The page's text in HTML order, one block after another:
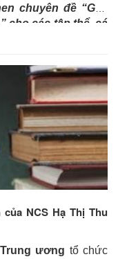
chuyên đề “Giỏi
cho các tập thể, cá
Viện trưởng, Viện
ương (CIEM) tham
NCS Hạ Thị Thu
ương tổ chức